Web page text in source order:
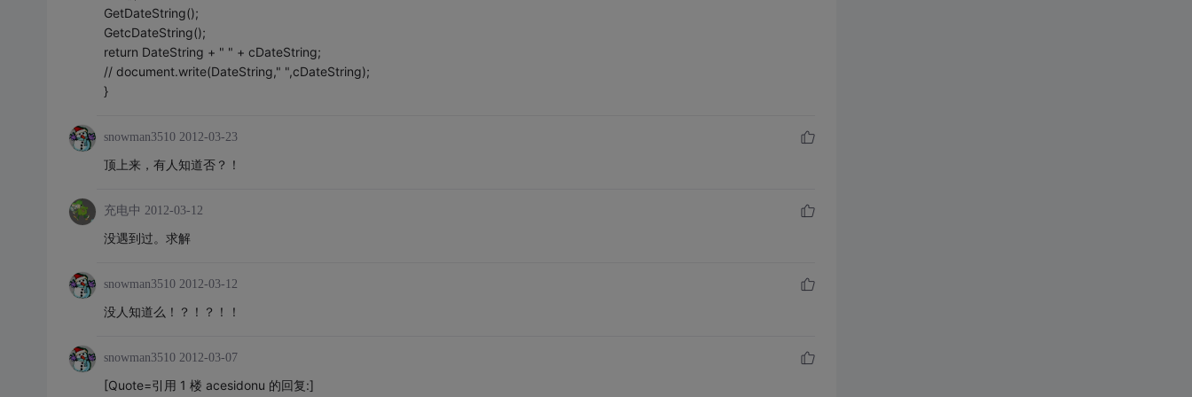
GetDateString();
GetcDateString();
return DateString + " " + cDateString;
// document.write(DateString," ",cDateString);
}
snowman3510 2012-03-23
顶上来，有人知道否？！
充电中 2012-03-12
没遇到过。求解
snowman3510 2012-03-12
没人知道么！？！？！！
snowman3510 2012-03-07
[Quote=引用 1 楼 acesidonu 的回复:]